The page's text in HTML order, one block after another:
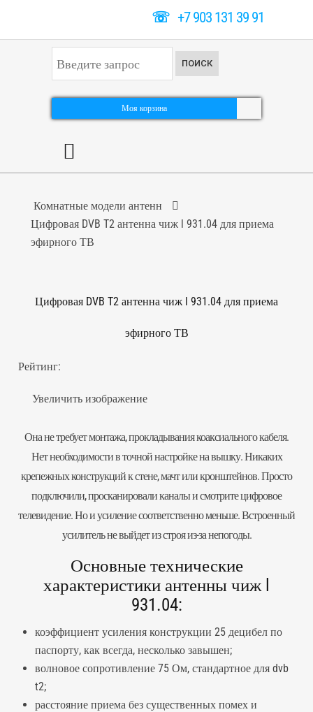
☏+7 903 131 39 91
к
а
ь
ПОИСК
Моя корзина
Комнатные модели антенн
Цифровая DVB T2 антенна чиж l 931.04 для приема
эфирного ТВ
Цифровая DVB T2 антенна чиж l 931.04 для приема
эфирного ТВ
Рейтинг:
Увеличить изображение
Она не требует монтажа, прокладывания коаксиального кабеля.
Нет необходимости в точной настройке на вышку. Никаких
крепежных конструкций к стене, мачт иликронштейнов. Просто
подключили, просканировали каналы и смотрите цифровое
телевидение. Но и усиление соответственно меньше. Встроенный
усилитель не выйдет из строя из-за непогоды.
Основные технические
характеристики антенны чиж l
931.04:
коэффициент усиления конструкции 25 децибел по
паспорту, как всегда, несколько завышен;
волновое сопротивление 75 Ом, стандартное для dvb
t2;
расстояние приема без существенных помех и